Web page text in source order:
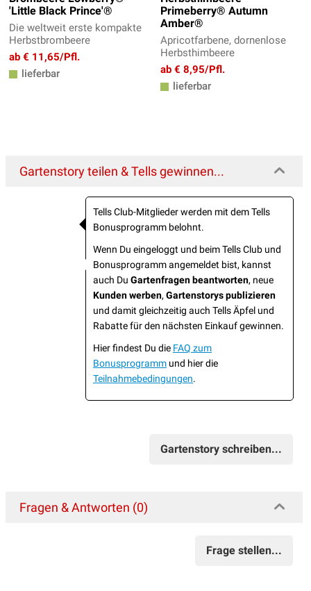
'Little Black Prince'®
Die weltweit erste kompakte
Herbstbrombeere
ab € 11,65/Pfl.
lieferbar
Primeberry® Autumn
Amber®
Apricotfarbene, dornenlose
Herbsthimbeere
ab € 8,95/Pfl.
lieferbar
Gartenstory teilen & Tells gewinnen...
Tells Club-Mitglieder werden mit dem Tells
Bonusprogramm belohnt.
Wenn Du eingeloggt und beim Tells Club und
Bonusprogramm angemeldet bist, kannst
auch Du Gartenfragen beantworten, neue
Kunden werben, Gartenstorys publizieren
und damit gleichzeitig auch Tells Äpfel und
Rabatte für den nächsten Einkauf gewinnen.
Hier findest Du die FAQ zum
Bonusprogramm und hier die
Teilnahmebedingungen.
Gartenstory schreiben...
Fragen & Antworten (0)
Frage stellen...